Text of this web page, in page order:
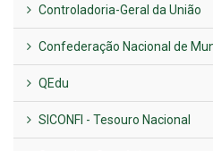
LINKS ÚTEIS